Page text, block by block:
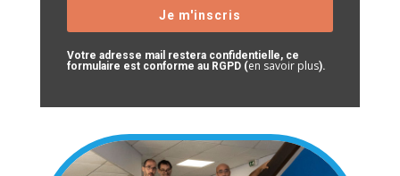
Je m'inscris
Votre adresse mail restera confidentielle, ce
formulaire est conforme au RGPD (en savoir plus).